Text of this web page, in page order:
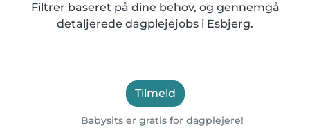
Filtrer baseret på dine behov, og gennemgå
detaljerede dagplejejobs i Esbjerg.
Tilmeld
Babysits er gratis for dagplejere!